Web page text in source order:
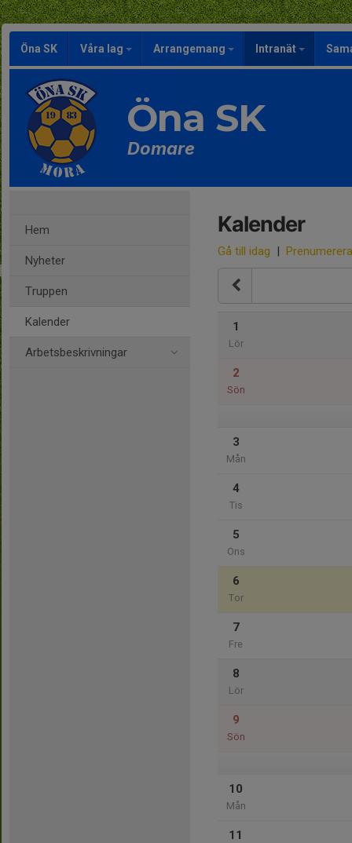
Öna SK Våra lag Arrangemang Intranät
Öna SK
Domare
Hem
Nyheter
Truppen
Kalender
Arbetsbeskrivningar
Kalender
Gå till idag | Prenumerera
1
Lör
2
Sön
3
Mån
4
Tis
5
Ons
6
Tor
7
Fre
8
Lör
9
Sön
10
Mån
11